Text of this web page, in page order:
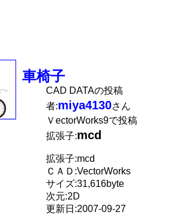
車椅子
CAD DATAの投稿
者:miya4130さん
ＶectorWorks9で投稿
拡張子:mcd
拡張子:mcd
ＣＡＤ:VectorWorks
サイズ:31,616byte
次元:2D
更新日:2007-09-27